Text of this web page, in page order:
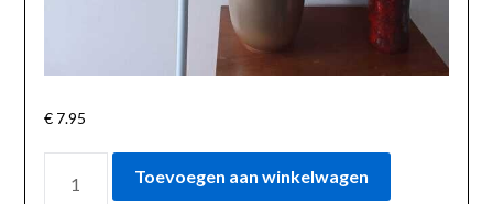
€7.95
JOSIE
Toevoegen aan winkelwagen